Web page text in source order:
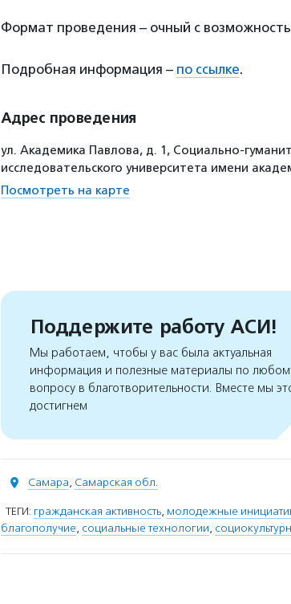
Формат проведения – очный с
Подробная информация – по ссылке.
Адрес проведения
ул. Академика Павлова, д. 1, Социально-
исследовательского университета имени
Посмотреть на карте
Поддержите работу АСИ!
Мы работаем, чтобы у вас была актуальная
информация и полезные материалы по
вопросу в благотворительности. Вместе мы
достигнем
Самара, Самарская обл.
ТЕГИ: гражданская активность, молодежные
благополучие, социальные технологии,